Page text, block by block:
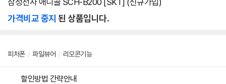
삼성전자 애니콜 SCH-B200 [SKT] (신규가입)
가격비교 중지 된 상품입니다.
피처폰 / 파일뷰어 / 리모콘기능
할인방법 간략안내